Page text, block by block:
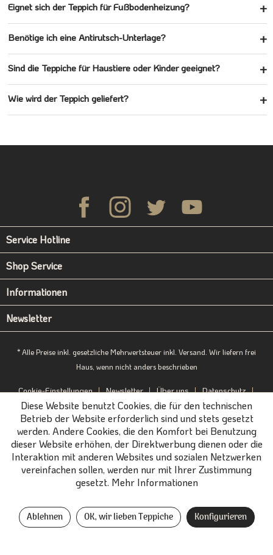
Eignet sich der Teppich für Fußbodenheizung?
Benötige ich eine Antirutsch-Unterlage?
Sind die Teppiche für Haustiere oder Kinder geeignet?
Wie wird der Teppich geliefert?
Service Hotline
Shop Service
Informationen
Newsletter
* Alle Preise inkl. gesetzliche Mehrwertsteuer inkl. Versand. Wir liefern frei
Haus, wenn nicht anders beschrieben
Cookie-Einstellungen Newsletter Über uns
Datenschutz
Impressum
B2B-Portal
Diese Website benutzt Cookies, die für den technischen
Betrieb der Website erforderlich sind und stets gesetzt
werden. Andere Cookies, die den Komfort bei Benutzung
dieser Website erhöhen, der Direktwerbung dienen oder die
Interaktion mit anderen Websites und sozialen Netzwerken
vereinfachen sollen, werden nur mit Ihrer Zustimmung
gesetzt. Mehr Informationen
Ablehnen OK, wir lieben Teppiche Konfigurieren